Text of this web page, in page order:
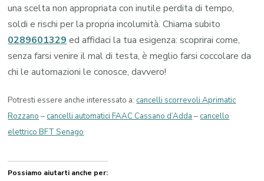
una scelta non appropriata con inutile perdita di tempo,
soldi e rischi per la propria incolumità. Chiama subito
0289601329 ed affidaci la tua esigenza: scoprirai come,
senza farsi venire il mal di testa, è meglio farsi coccolare da
chi le automazioni le conosce, davvero!
Potresti essere anche interessato a:cancelli scorrevoli Aprimatic
Rozzano –cancelli automatici FAAC Cassano d’Adda –cancello
elettrico BFT Senago
Possiamo aiutarti anche per: